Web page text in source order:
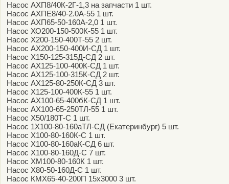
Насос АХП8/40К-2Г-1,3 на запчасти 1 шт.
Насос АХПЕ8/40-2.0А-55 1 шт.
Насос АХП65-50-160А-2,0 1 шт.
Насос ХО200-150-500К-55 1 шт.
Насос Х200-150-400Т-55 2 шт.
Насос АХ200-150-400И-СД 1 шт.
Насос Х150-125-315Д-СД 2 шт.
Насос АХ125-100-400К-СД 1 шт.
Насос АХ125-100-315К-СД 2 шт.
Насос АХ125-80-250К-СД 3 шт.
Насос Х125-100-400К-55 1 шт.
Насос АХ100-65-400бК-СД 1 шт.
Насос АХ100-65-250ТЛ-55 1 шт.
Насос Х50/180Т-С 1 шт.
Насос 1Х100-80-160аТЛ-СД (Екатеринбург) 5 шт.
Насос Х100-80-160К-С 1 шт.
Насос Х100-80-160аК-СД 6 шт.
Насос Х100-80-160Д-С 7 шт.
Насос ХМ100-80-160К 1 шт.
Насос Х80-50-160Д-С 1 шт.
Насос КМХ65-40-200П 15х3000 3 шт.